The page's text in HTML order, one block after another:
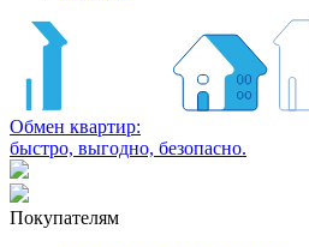
Обмен квартир:
быстро, выгодно, безопасно.
Покупателям